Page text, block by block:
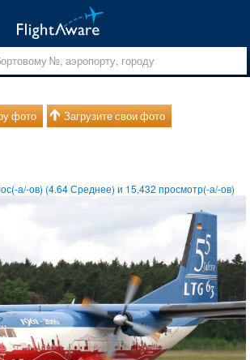
фото Загрузите свои фото
а/-ов) (4.64Среднее) и 15,432 просмотр(-а/-ов)